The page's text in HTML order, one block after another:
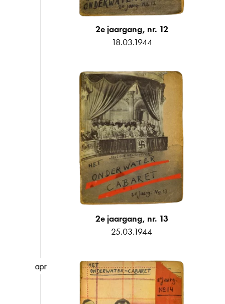
2e jaargang, nr. 12
18.03.1944
2e jaargang, nr. 13
25.03.1944
apr